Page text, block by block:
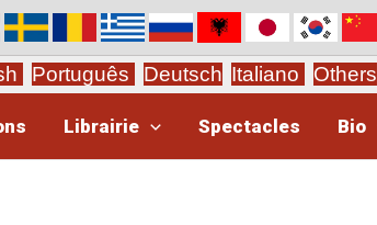
Português Deutsch Italiano Others
Librairie Spectacles Bio